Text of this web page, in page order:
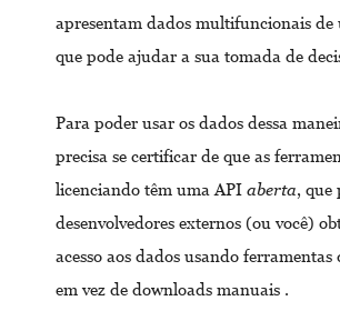
apresentam dados multifuncionais de
que pode ajudar a sua tomada de
Para poder usar os dados dessa
precisa se certificar de que as
licenciando têm uma API aberta, que
desenvolvedores externos (ou você)
acesso aos dados usando ferramentas
em vez de downloads manuais .